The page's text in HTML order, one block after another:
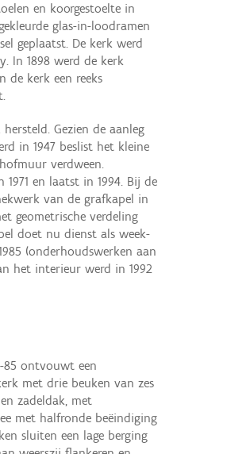
en koorgestoelte in
glas-in-loodramen
geplaatst. De kerk werd
In 1898 werd de kerk
de kerk een reeks
Gezien de aanleg
in 1947 beslist het kleine
verdween.
en laatst in 1994. Bij de
van de grafkapel in
geometrische verdeling
doet nu dienst als week-
(onderhoudswerken aan
het interieur werd in 1992
85 ontvouwt een
met drie beuken van zes
zadeldak, met
met halfronde beëindiging
sluiten een lage berging